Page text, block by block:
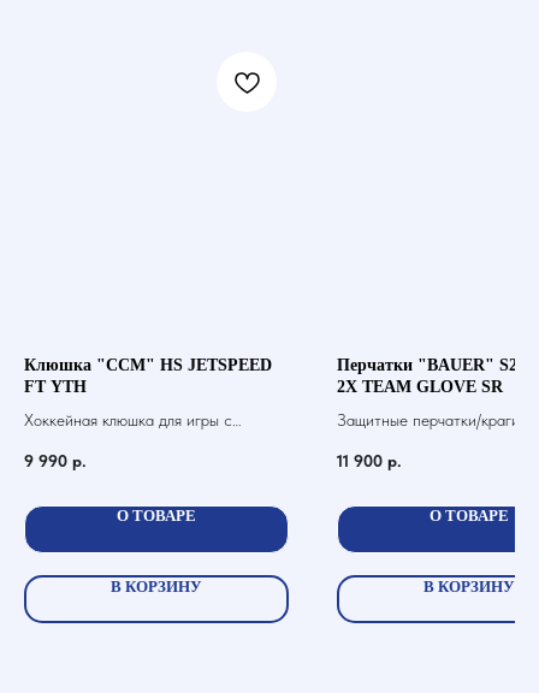
Клюшка "CCM" HS JETSPEED
FT YTH
Хоккейная клюшка для игры с
9 990 р.
О ТОВАРЕ
В КОРЗИНУ
Перчатки "BAUER" S20
2X TEAM GLOVE SR
Защитные перчатки/краги
11 900 р.
О ТОВАРЕ
В КОРЗИНУ